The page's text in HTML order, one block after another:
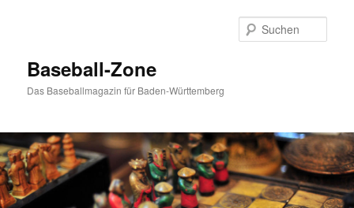
Baseball-Zone
Das Baseballmagazin für Baden-Württemberg